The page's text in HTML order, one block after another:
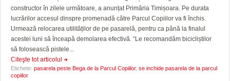
constructor în zilele următoare, a anunțat Primăria Timișoara. Pe durata
lucrărilor accesul dinspre promenadă către Parcul Copiilor va fi închis.
Urmează relocarea utilităților de pe pasarelă, pentru ca până la finalul
acestei luni să înceapă demolarea efectivă. “Le recomandăm bicicliștilor
să folosească pistele...
Citeşte tot articolul
Etichete: pasarela peste Bega de la Parcul Copiilor, se inchide pasarela de la parcul
copiilor